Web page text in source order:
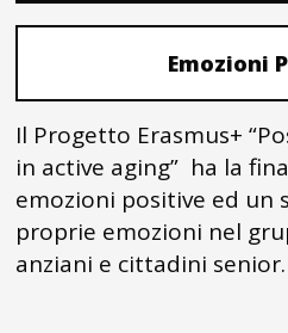
Emozioni
Il Progetto Erasmus+
in active aging” ha la
emozioni positive ed un
proprie emozioni nel
anziani e cittadini senior.